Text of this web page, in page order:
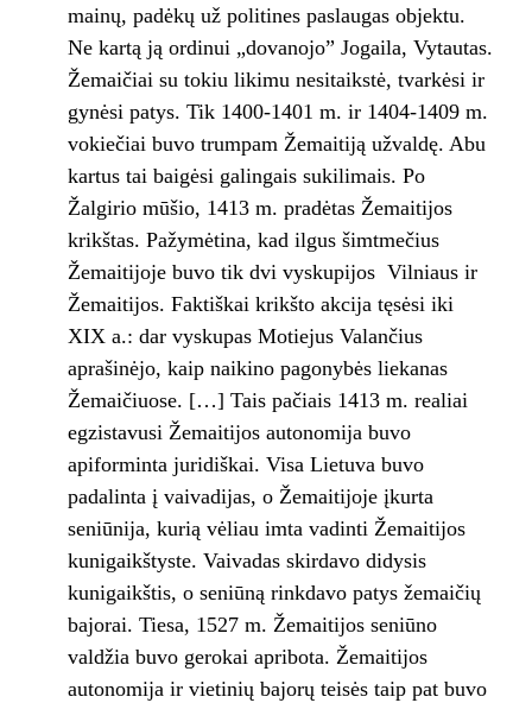
mainų, padėkų už politines paslaugas objektu.
Ne kartą ją ordinui „dovanojo” Jogaila, Vytautas.
Žemaičiai su tokiu likimu nesitaikstė, tvarkėsi ir
gynėsi patys. Tik 1400-1401 m. ir 1404-1409 m.
vokiečiai buvo trumpam Žemaitiją užvaldę. Abu
kartus tai baigėsi galingais sukilimais. Po
Žalgirio mūšio, 1413 m. pradėtas Žemaitijos
krikštas. Pažymėtina, kad ilgus šimtmečius
Žemaitijoje buvo tik dvi vyskupijos ­ Vilniaus ir
Žemaitijos. Faktiškai krikšto akcija tęsėsi iki
XIX a.: dar vyskupas Motiejus Valančius
aprašinėjo, kaip naikino pagonybės liekanas
Žemaičiuose. […] Tais pačiais 1413 m. realiai
egzistavusi Žemaitijos autonomija buvo
apiforminta juridiškai. Visa Lietuva buvo
padalinta į vaivadijas, o Žemaitijoje įkurta
seniūnija, kurią vėliau imta vadinti Žemaitijos
kunigaikštyste. Vaivadas skirdavo didysis
kunigaikštis, o seniūną rinkdavo patys žemaičių
bajorai. Tiesa, 1527 m. Žemaitijos seniūno
valdžia buvo gerokai apribota. Žemaitijos
autonomija ir vietinių bajorų teisės taip pat buvo